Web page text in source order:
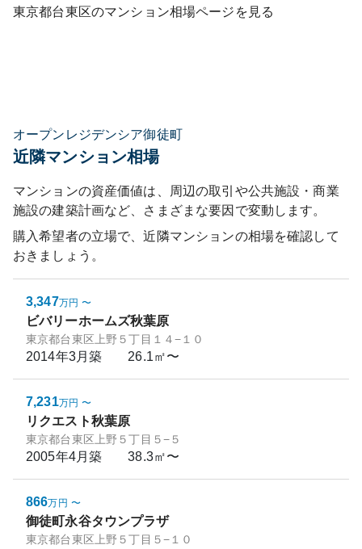
東京都台東区のマンション相場ページを見る
オープンレジデンシア御徒町
近隣マンション相場
マンションの資産価値は、周辺の取引や公共施設・商業
施設の建築計画など、さまざまな要因で変動します。
購入希望者の立場で、近隣マンションの相場を確認して
おきましょう。
3,347万円 〜
ビバリーホームズ秋葉原
東京都台東区上野５丁目１４−１０
2014年3月築 26.1㎡〜
7,231万円 〜
リクエスト秋葉原
東京都台東区上野５丁目５−５
2005年4月築 38.3㎡〜
866万円 〜
御徒町永谷タウンプラザ
東京都台東区上野５丁目５−１０